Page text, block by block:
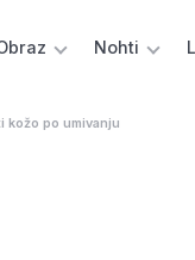
Nohti
kožo po umivanju